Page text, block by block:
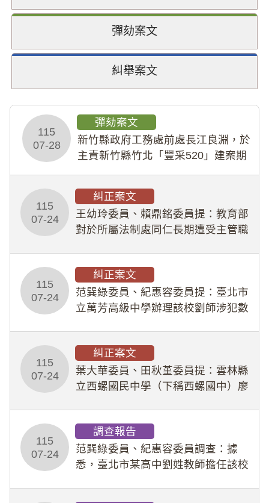
彈劾案文
糾舉案文
115
07-28
彈劾案文
新竹縣政府工務處前處長江良淵，於
主責新竹縣竹北「豐采520」建案期
幣1,483萬餘元，並長期收受建商餽
贈；復罔顧公共安全，圖利默許建商
於停工期間
115
07-24
糾正案文
王幼玲委員、賴鼎銘委員提：教育部
對於所屬法制處同仁長期遭受主管職
人員保障法」及「職業安全衛生法」
所定維護公務人員
115
07-24
糾正案文
范巽綠委員、紀惠容委員提：臺北市
立萬芳高級中學辦理該校劉師涉犯數
業把關與糾錯功能，不僅首份調查報
告漏未審酌師生不
115
07-24
糾正案文
葉大華委員、田秋堇委員提：雲林縣
立西螺國民中學（下稱西螺國中）廖
教羽球隊學生等行為，歷經該校校園
事件處理會議（下
115
07-24
調查報告
范巽綠委員、紀惠容委員調查：據
悉，臺北市某高中劉姓教師擔任該校